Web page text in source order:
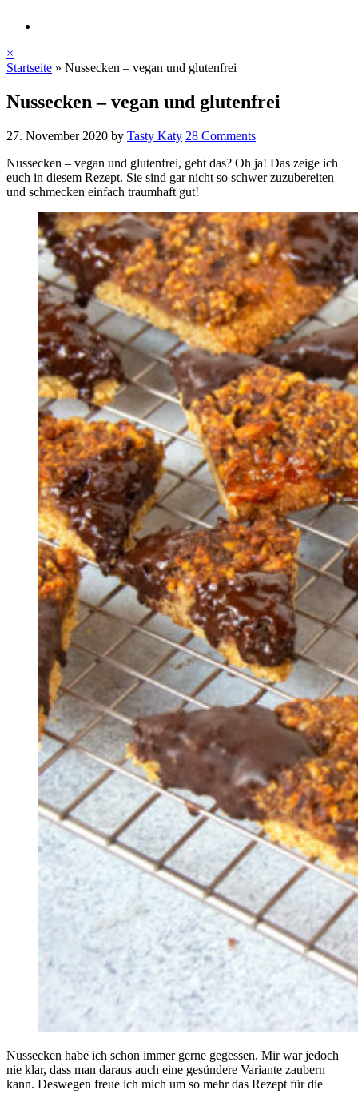
×
Startseite » Nussecken – vegan und glutenfrei
Nussecken – vegan und glutenfrei
27. November 2020 by Tasty Katy 28 Comments
Nussecken – vegan und glutenfrei, geht das? Oh ja! Das zeige ich
euch in diesem Rezept. Sie sind gar nicht so schwer zuzubereiten
und schmecken einfach traumhaft gut!
Nussecken habe ich schon immer gerne gegessen. Mir war jedoch
nie klar, dass man daraus auch eine gesündere Variante zaubern
kann. Deswegen freue ich mich um so mehr das Rezept für die